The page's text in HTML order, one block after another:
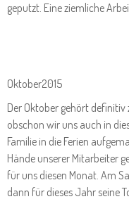
geputzt. Eine ziemliche
Oktober2015
Der Oktober gehört
obschon wir uns auch in
Familie in die Ferien
Hände unserer Mitarbeiter
für uns diesen Monat. Am
dann für dieses Jahr seine